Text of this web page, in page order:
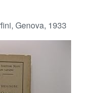
Genova, 1933